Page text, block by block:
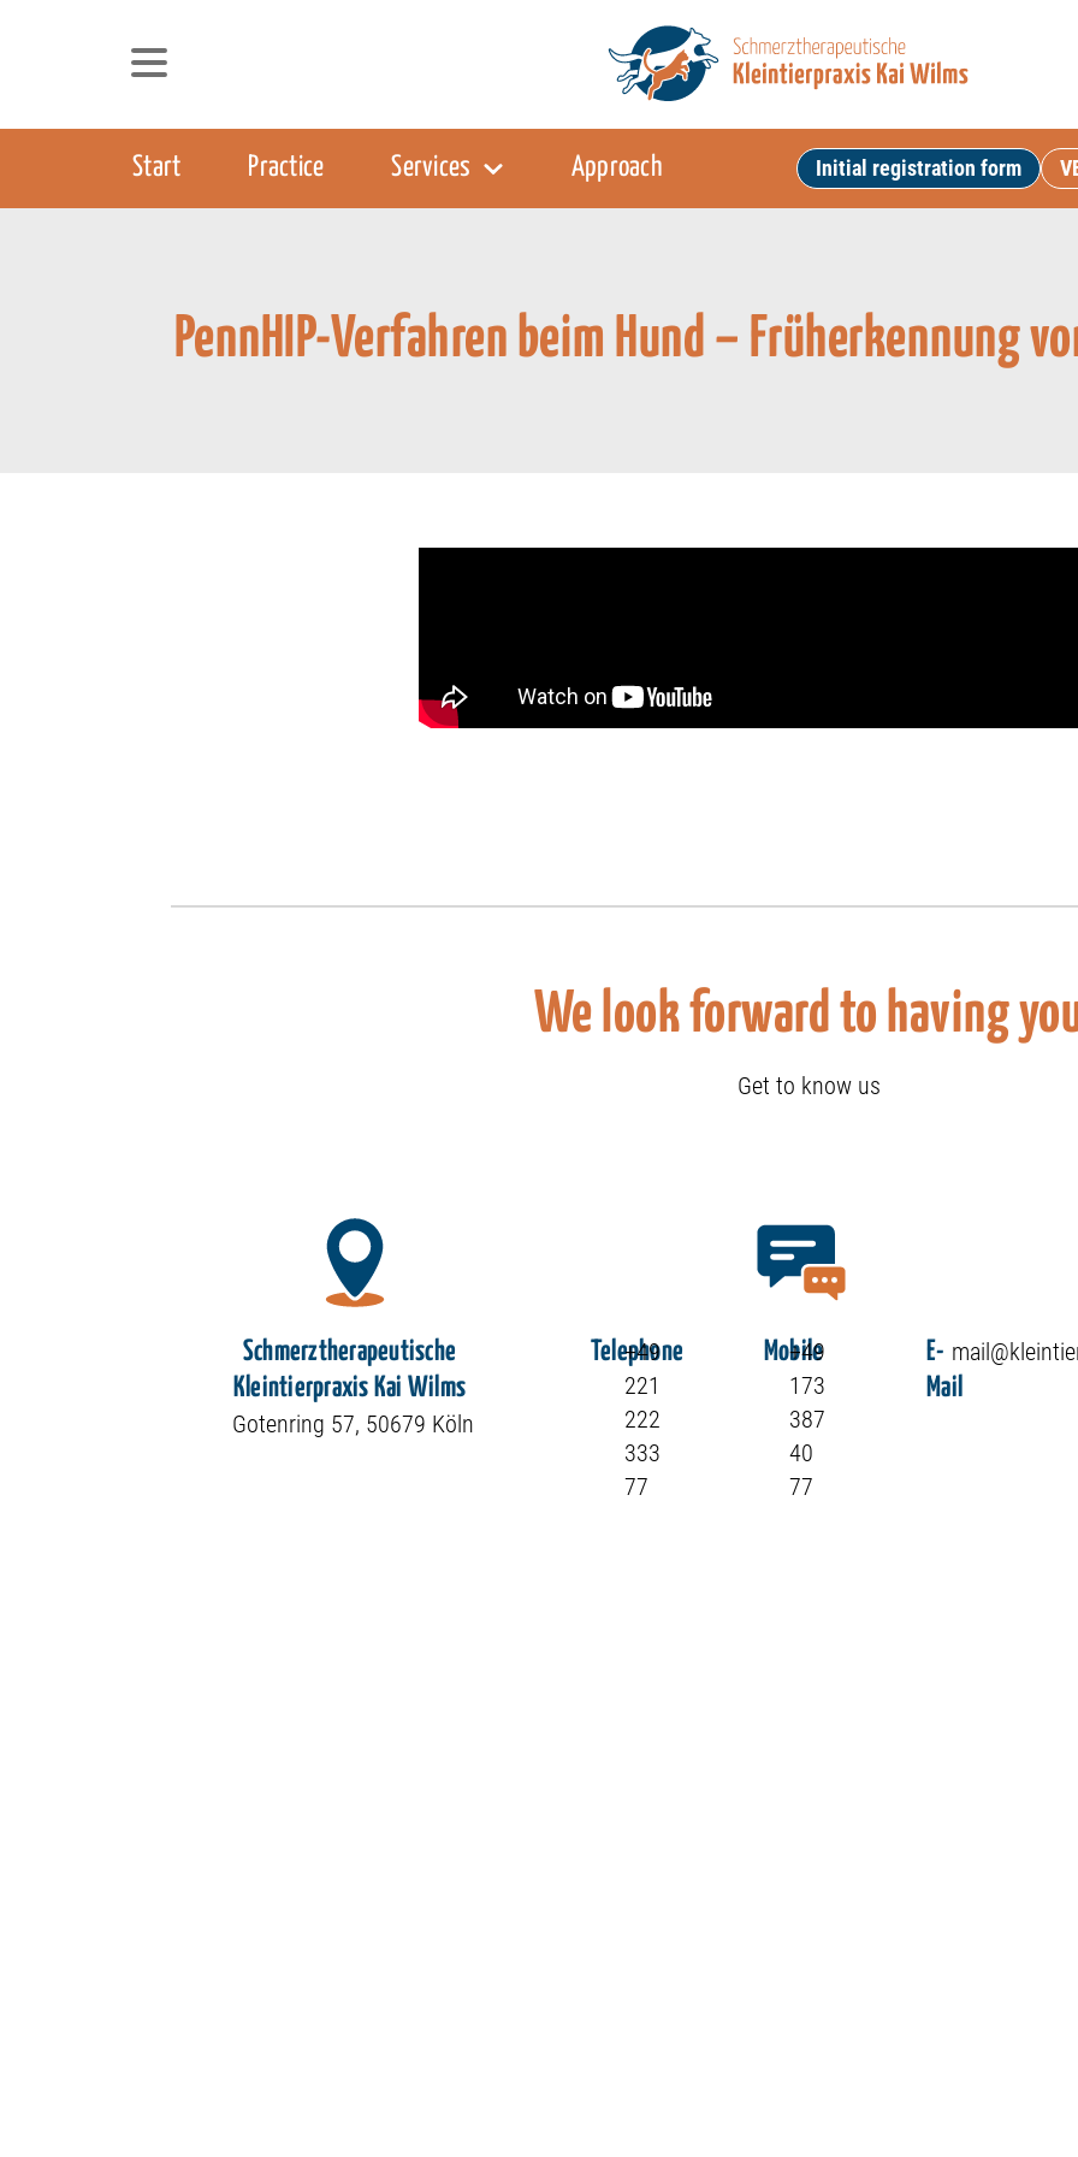
Start Practice Services Approach Initial registration form
PennHIP-Verfahren beim Hund – Früherkennung
We look forward to having
Get to know us
Schmerztherapeutische
Kleintierpraxis Kai Wilms
Gotenring 57, 50679 Köln
Telephone
+49
221
222
333
77
Mobile
+49
173
387
40
77
E-
Mail